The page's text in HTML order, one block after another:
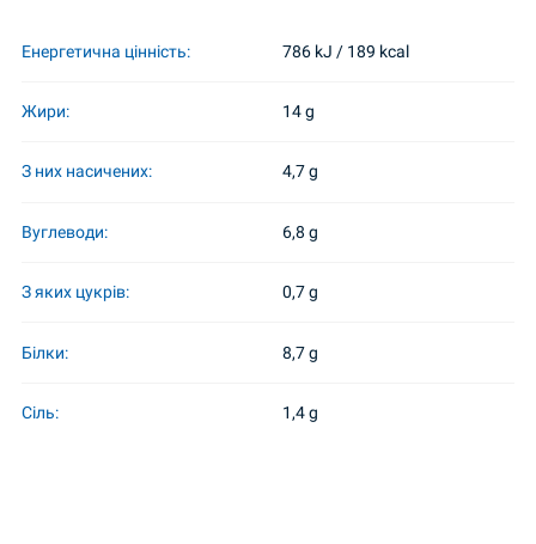
Енергетична цінність: 786 kJ / 189 kcal
Жири: 14 g
З них насичених: 4,7 g
Вуглеводи: 6,8 g
З яких цукрів: 0,7 g
Білки: 8,7 g
Сіль: 1,4 g